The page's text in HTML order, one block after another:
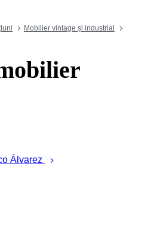
Mobilier vintage și industrial
Álvarez